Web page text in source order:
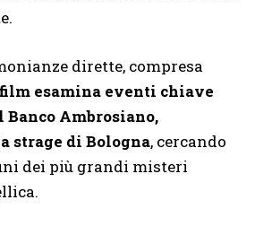
dirette, compresa
esamina eventi chiave
Banco Ambrosiano,
strage di Bologna, cercando
dei più grandi misteri